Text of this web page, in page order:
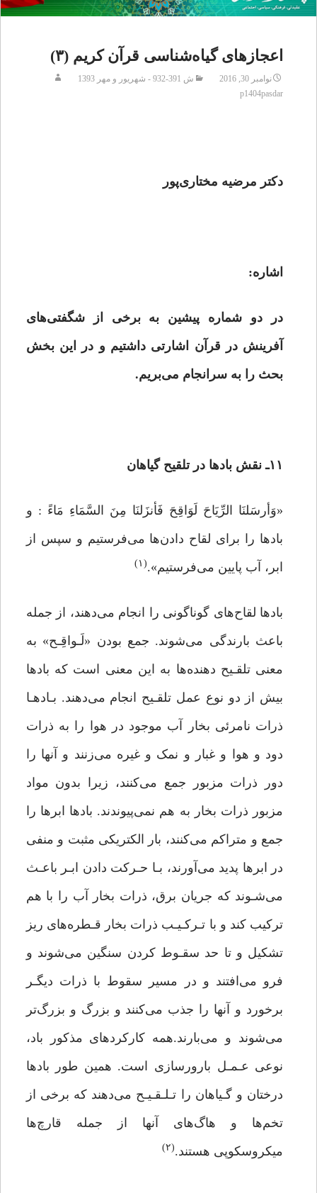
اعجازهای گیاه‌شناسی قرآن کریم (۳)
نوامبر 30, 2016
ش 391-932 - شهریور و مهر 1393
p1404pasdar
دکتر مرضیه مختاری‌پور
اشاره:
در دو شماره پیشین به برخی از شگفتی‌های
آفرینش در قرآن اشارتی داشتیم و در این بخش
بحث را به سرانجام می‌بریم.
۱۱ـ نقش بادها در تلقیح گیاهان‌
«وَأرسَلنَا الرِّیَاحَ لَوَاقِحَ فَأنزَلنَا مِنَ السَّمَاءِ مَاءً : و
بادها را برای لقاح دادن‌ها می‌فرستیم و سپس از
ابر، آب پایین می‌فرستیم».(۱)
بادها لقاح‌های گوناگونی را انجام می‌دهند، از جمله
باعث بارندگی می‌شوند. جمع بودن «لَـواقِـح» به
معنی تلقـیح دهنده‌ها به این معنی است که بادها
بیش از دو نوع عمل تلقـیح انجام می‌دهند. بـادهـا
ذرات نامرئی بخار آب موجود در هوا را به ذرات
دود و هوا و غبار و نمک و غیره می‌زنند و آنها را
دور ذرات مزبور جمع می‌کنند، زیرا بدون مواد
مزبور ذرات بخار به هم نمی‌پیوندند. بادها ابرها را
جمع و متراکم می‌کنند، بار الکتریکی مثبت و منفی
در ابرها پدید می‌آورند، بـا حـرکت دادن ابـر باعـث
می‌شـوند که جریان برق، ذرات بخار آب را با هم
ترکیب کند و با تـرکـیـب ذرات بخار قـطره‌های ریز
تشکیل و تا حد سقـوط کردن سنگین می‌شوند و
فرو می‌افتند و در مسیر سقوط با ذرات دیگـر
برخورد و آنها را جذب می‌کنند و بزرگ و بزرگ‌تر
می‌شوند و می‌بارند.همه کارکردهای مذکور باد،
نوعی عـمـل بارورسازی است. همین‌ طور بادها
درختان و گـیاهان را تـلـقـیـح می‌دهند که برخی از
تخم‌ها و‌ هاگ‌های آنها از جمله قارچ‌ها
میکروسکوپی هستند.(۲)